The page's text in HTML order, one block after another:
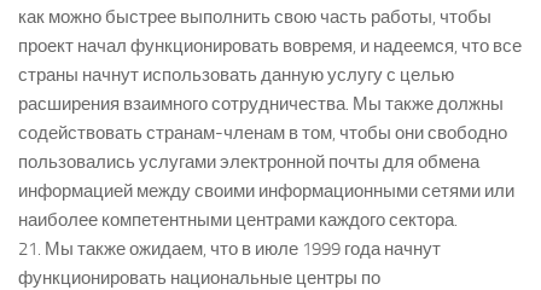
как можно быстрее выполнить свою часть работы, чтобы
проект начал функционировать вовремя, и надеемся, что все
страны начнут использовать данную услугу с целью
расширения взаимного сотрудничества. Мы также должны
содействовать странам-членам в том, чтобы они свободно
пользовались услугами электронной почты для обмена
информацией между своими информационными сетями или
наиболее компетентными центрами каждого сектора.
21. Мы также ожидаем, что в июле 1999 года начнут
функционировать национальные центры по